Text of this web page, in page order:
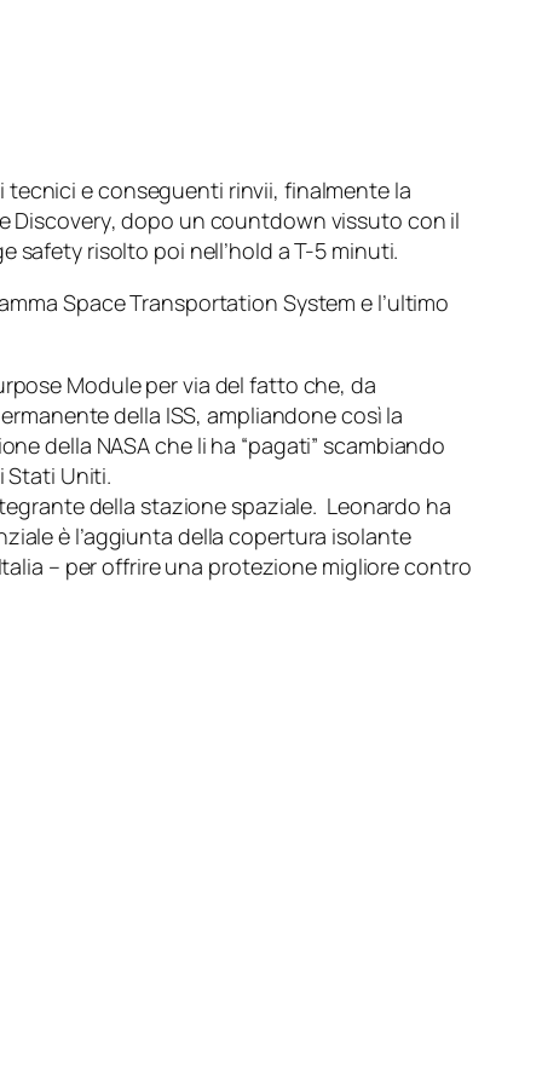
e conseguenti rinvii, finalmente la
Discovery, dopo un countdown vissuto con il
safetyrisolto poi nell’hold a T-5 minuti.
Space Transportation System e l’ultimo
Moduleper via del fatto che, da
della ISS, ampliandone così la
della NASA che li ha “pagati” scambiando
Stati Uniti.
della stazione spaziale. Leonardo ha
è l’aggiunta della copertura isolante
– per offrire una protezione migliore contro